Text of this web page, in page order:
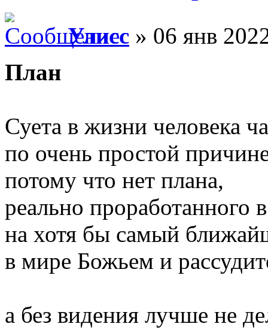
Улисс » 06 янв
План
Суета в жизни человека
по очень простой
потому что нет плана,
реально проработанного в
на хотя бы самый
в мире Божьем и
а без видения лучше не